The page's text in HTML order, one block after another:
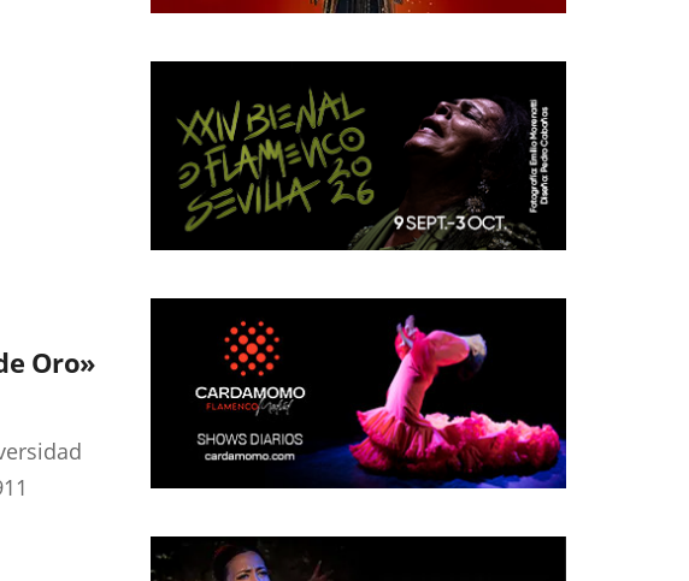
Oro»